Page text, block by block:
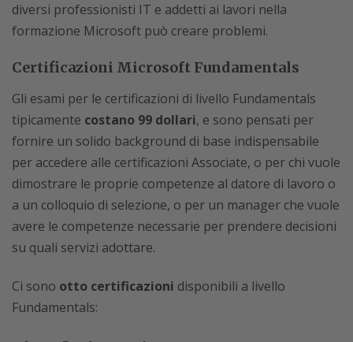
diversi professionisti IT e addetti ai lavori nella
formazione Microsoft può creare problemi.
Certificazioni Microsoft Fundamentals
Gli esami per le certificazioni di livello Fundamentals
tipicamente costano 99 dollari, e sono pensati per
fornire un solido background di base indispensabile
per accedere alle certificazioni Associate, o per chi vuole
dimostrare le proprie competenze al datore di lavoro o
a un colloquio di selezione, o per un manager che vuole
avere le competenze necessarie per prendere decisioni
su quali servizi adottare.
Ci sono otto certificazioni disponibili a livello
Fundamentals: